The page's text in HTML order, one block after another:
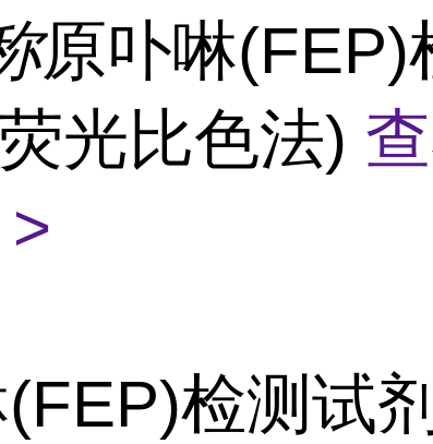
原卟啉(FEP)
光比色法)
检测试